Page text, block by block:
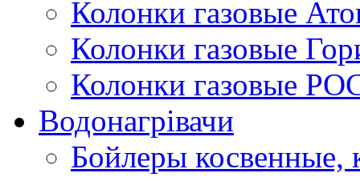
Колонки газовые
Колонки газовые
Колонки газовые
Водонагрівачи
Бойлеры косвенные,